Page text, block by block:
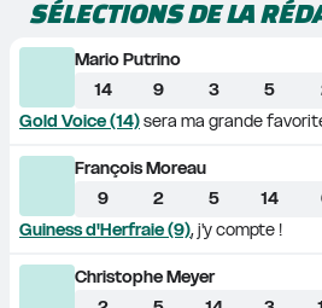
SÉLECTIONS DE LA
Mario Putrino
14
9 3 5
Gold Voice (14) sera ma grande
François Moreau
9
2 5 14
Guiness d'Herfraie (9), j'y
Christophe Meyer